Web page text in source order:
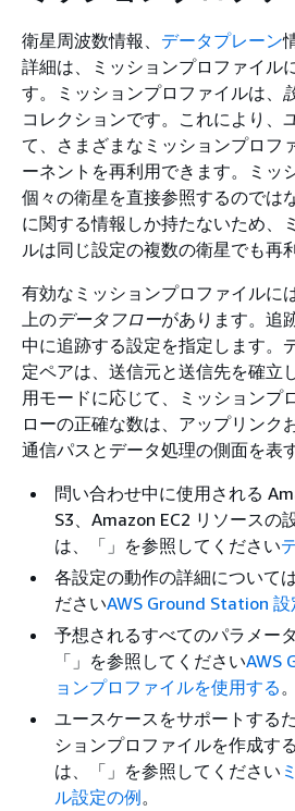
衛星周波数情報、 データプレーン
詳細は、ミッションプロファイル
す。ミッションプロファイルは、
コレクションです。これにより、
て、さまざまなミッションプロフ
ーネントを再利用できます。ミッ
個々の衛星を直接参照するのでは
に関する情報しか持たないため、
ルは同じ設定の複数の衛星でも再
有効なミッションプロファイルには
上のデータフローがあります。追
中に追跡する設定を指定します。
定ペアは、送信元と送信先を確立
用モードに応じて、ミッションプ
ローの正確な数は、アップリンク
通信パスとデータ処理の側面を表
問い合わせ中に使用される
S3、Amazon EC2 リソースの
は、「」を参照してください
各設定の動作の詳細について
ださいAWS Ground Station
予想されるすべてのパラメー
「」を参照してくださいAWS
ョンプロファイルを使用する。
ユースケースをサポートする
ションプロファイルを作成す
は、「」を参照してください
ル設定の例。